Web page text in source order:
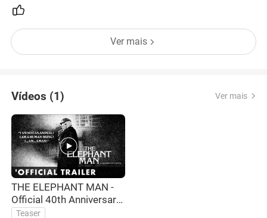
Ver mais
Vídeos (1) Ver mais
THE ELEPHANT MAN -
Official 40th Anniversary
Restoration Trailer
Teaser